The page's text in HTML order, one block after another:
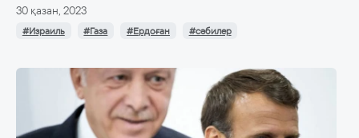
30 қазан, 2023
#Израиль #Газа #Ердоған #сәбилер